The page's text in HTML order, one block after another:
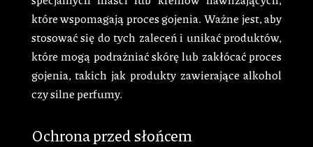
które wspomagają proces gojenia. Ważne jest, aby
stosować się do tych zaleceń i unikać produktów,
które mogą podrażniać skórę lub zakłócać proces
gojenia, takich jak produkty zawierające alkohol
czy silne perfumy.
Ochrona przed słońcem